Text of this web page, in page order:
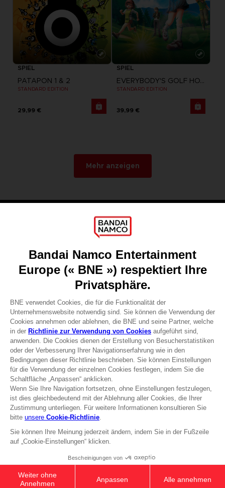
SPIEL
PATAPON 1 & 2
STANDARD EDITION
29,99 €
SPIEL
EVERYBODY'S GOLF HOT SHOTS
STANDARD EDITION
39,99 €
Mehr anzeigen
Über uns
Presse
Karriere
HABEN SIE EINE FRAGE?
Unserem Support
SPIEL SPEICHERN
WERDEN SIE MITGLIED IM CLUB!
© 2010–2026 BANDAI NAMCO Entertainment Europe S.A.S.
Verkaufsbedingungen Global-e
Datenschutzbestimmungen Global-e
Juristische Dokumentation
Rechtliche Informationen
Reservierung von Text-/Data-Mining-Rechten
Bericht über unzulässige Inhalte
Verwaltung von Cookies
Video-Richtlinie